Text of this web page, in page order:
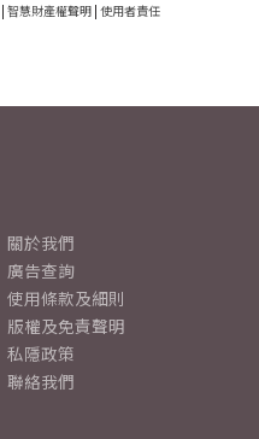
| 智慧財產權聲明 | 使用者責任
關於我們
廣告查詢
使用條款及細則
版權及免責聲明
私隱政策
聯絡我們